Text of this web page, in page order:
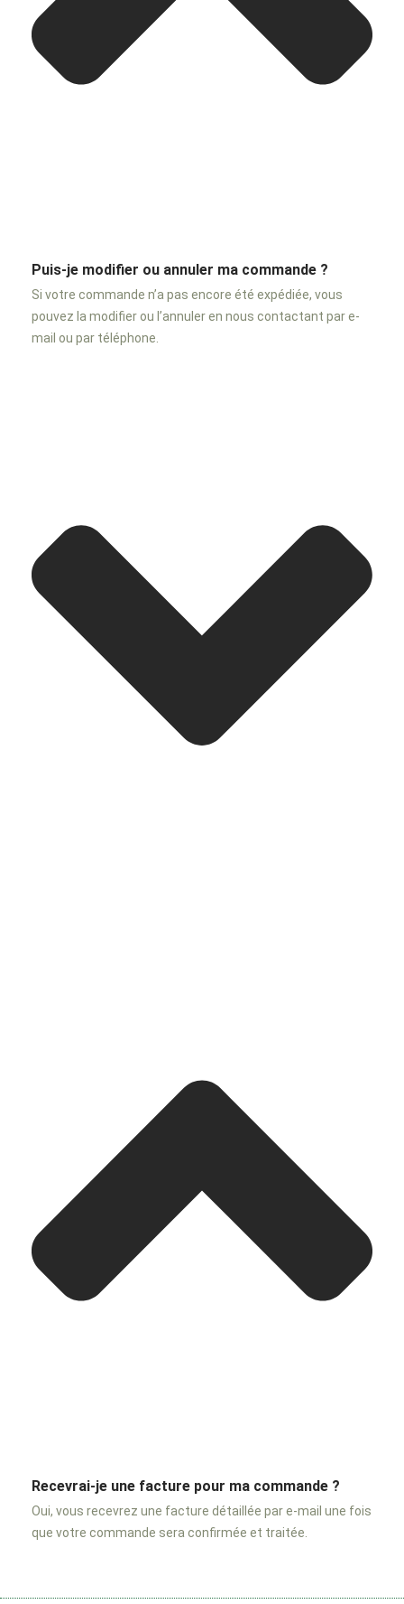
Puis-je modifier ou annuler ma commande ?
Si votre commande n’a pas encore été expédiée, vous
pouvez la modifier ou l’annuler en nous contactant par e-
mail ou par téléphone.
Recevrai-je une facture pour ma commande ?
Oui, vous recevrez une facture détaillée par e-mail une fois
que votre commande sera confirmée et traitée.